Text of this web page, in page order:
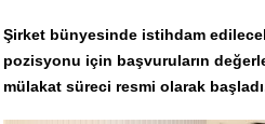
Şirket bünyesinde istihdam
pozisyonu için başvuruların
mülakat süreci resmi olarak